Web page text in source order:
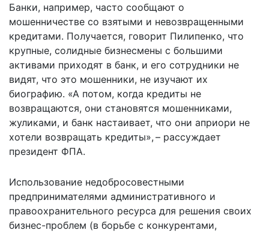
Банки, например, часто сообщают о
мошенничестве со взятыми и невозвращенными
кредитами. Получается, говорит Пилипенко, что
крупные, солидные бизнесмены с большими
активами приходят в банк, и его сотрудники не
видят, что это мошенники, не изучают их
биографию. «А потом, когда кредиты не
возвращаются, они становятся мошенниками,
жуликами, и банк настаивает, что они априори не
хотели возвращать кредиты», – рассуждает
президент ФПА.
Использование недобросовестными
предпринимателями административного и
правоохранительного ресурса для решения своих
бизнес-проблем (в борьбе с конкурентами,